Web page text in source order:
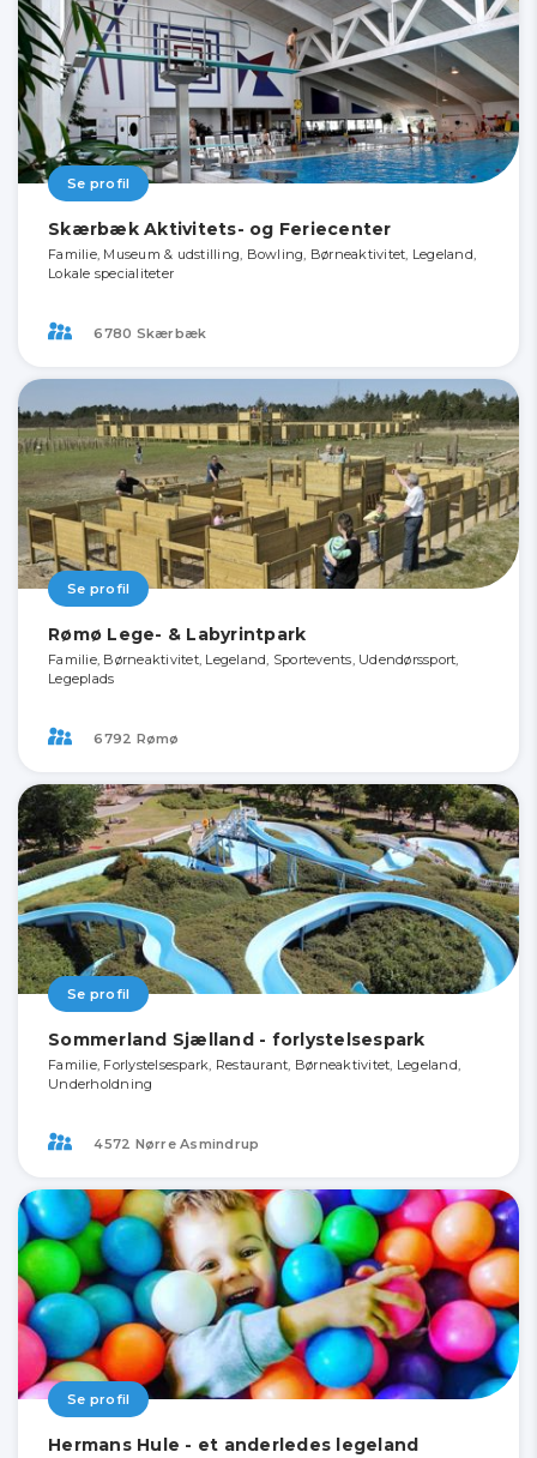
Se profil
Skærbæk Aktivitets- og Feriecenter
Familie, Museum & udstilling, Bowling, Børneaktivitet, Legeland,
Lokale specialiteter
6780 Skærbæk
Se profil
Rømø Lege- & Labyrintpark
Familie, Børneaktivitet, Legeland, Sportevents, Udendørssport,
Legeplads
6792 Rømø
Se profil
Sommerland Sjælland - forlystelsespark
Familie, Forlystelsespark, Restaurant, Børneaktivitet, Legeland,
Underholdning
4572 Nørre Asmindrup
Se profil
Hermans Hule - et anderledes legeland